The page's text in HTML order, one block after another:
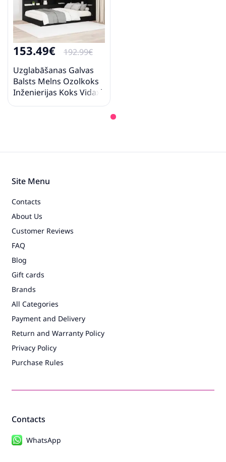
153.49€
192.99€
Uzglabāšanas Galvas
Balsts Melns Ozolkoks
Inženierijas Koks Vidaxl
Contacts
WhatsApp
Site Menu
Contacts
About Us
Customer Reviews
FAQ
Blog
Gift cards
Brands
All Categories
Payment and Delivery
Return and Warranty Policy
Privacy Policy
Purchase Rules